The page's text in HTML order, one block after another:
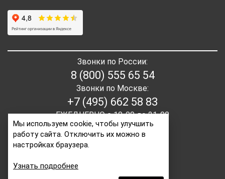
Звонки по России:
8 (800) 555 65 54
Звонки по Москве:
+7 (495) 662 58 83
ЕЖЕДНЕВНО с 10-00 до 21-00
Мы используем cookie, чтобы улучшить
работу сайта. Отключить их можно в
настройках браузера.
Узнать подробнее